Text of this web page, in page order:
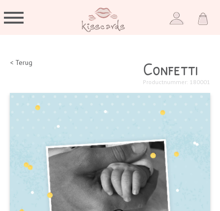
< Terug Confetti
Productnummer: 180001